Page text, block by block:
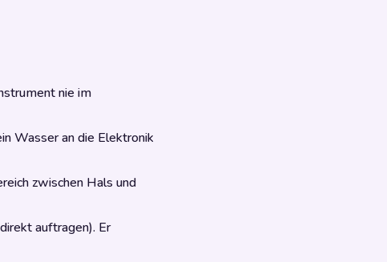
nie im
Wasser an die Elektronik
zwischen Hals und
auftragen). Er